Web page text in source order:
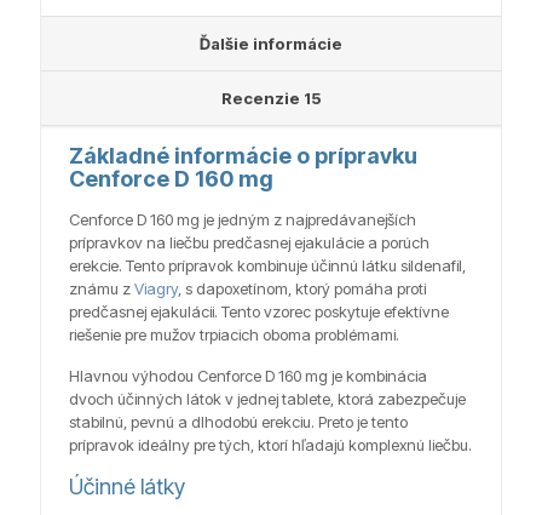
Ďalšie informácie
Recenzie 15
Základné informácie o prípravku
Cenforce D 160 mg
Cenforce D 160 mg je jedným z najpredávanejších
prípravkov na liečbu predčasnej ejakulácie a porúch
erekcie. Tento prípravok kombinuje účinnú látku sildenafil,
známu zViagry, s dapoxetínom, ktorý pomáha proti
predčasnej ejakulácii. Tento vzorec poskytuje efektívne
riešenie pre mužov trpiacich oboma problémami.
Hlavnou výhodou Cenforce D 160 mg je kombinácia
dvoch účinných látok v jednej tablete, ktorá zabezpečuje
stabilnú, pevnú a dlhodobú erekciu. Preto je tento
prípravok ideálny pre tých, ktorí hľadajú komplexnú liečbu.
Účinné látky